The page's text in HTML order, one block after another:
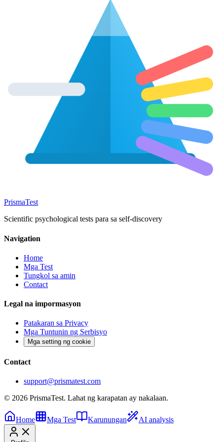
PrismaTest
Scientific psychological tests para sa self-discovery
Navigation
Home
Mga Test
Tungkol sa amin
Contact
Legal na impormasyon
Patakaran sa Privacy
Mga Tuntunin ng Serbisyo
Mga setting ng cookie
Contact
support@prismatest.com
© 2026 PrismaTest. Lahat ng karapatan ay nakalaan.
Home Mga Test Karunungan AI analysis